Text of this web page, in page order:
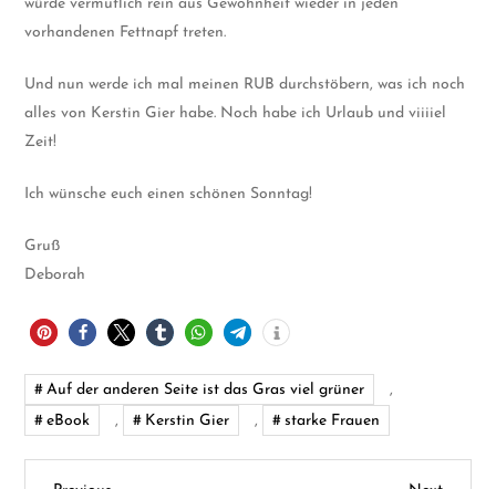
würde vermutlich rein aus Gewohnheit wieder in jeden
vorhandenen Fettnapf treten.
Und nun werde ich mal meinen RUB durchstöbern, was ich noch
alles von Kerstin Gier habe. Noch habe ich Urlaub und viiiiel
Zeit!
Ich wünsche euch einen schönen Sonntag!
Gruß
Deborah
Auf der anderen Seite ist das Gras viel grüner
,
eBook
, Kerstin Gier , starke Frauen